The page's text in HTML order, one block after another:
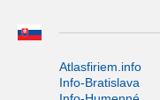
Atlasfiriem.info
Info-Bratislava